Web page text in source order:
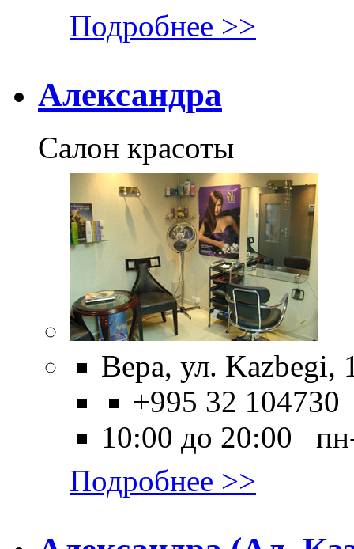
Подробнее >>
Александра
Салон красоты
Вера, ул. Kazbegi,
+995 32 104730
10:00 до 20:00
Подробнее >>